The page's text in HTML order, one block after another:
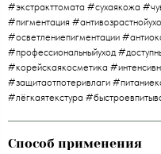
#экстракттомата #сухаякожа
#пигментация
#осветлениепигментации
#профессиональныйуход
#корейскаякосметика
#защитаотпотеривлаги
#лёгкаятекстура
Способ применения